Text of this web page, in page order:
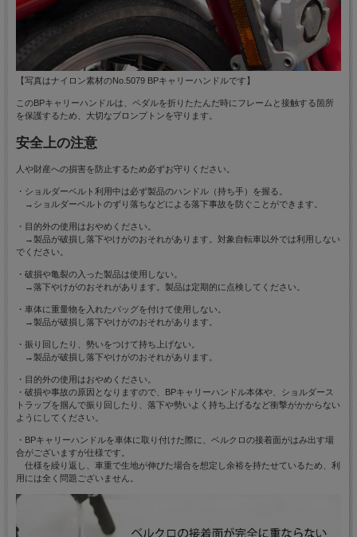
【写真はナイロン素材のNo.5079 BPキャリーハンドルです】
このBPキャリーハンドルは、ペダルを折りたたんだ時にフレームと接触する箇所
を保護するため、大切なブロンプトンを守ります。
安全上の注意
人や財産への損害を防止するため必ずお守りください。
・ショルダーベルト利用中は必ず製品のハンドル（持ち手）を握る。
→ショルダーベルトのずり落ちなどによる落下事故を防ぐことができます。
・目的外の使用はおやめください。
→製品が破損し落下やけがのおそれがあります。対象自転車以外では利用しない
でください。
・破損や亀裂の入った製品は使用しない。
→落下やけがのおそれがあります。製品は定期的に点検してください。
・車体に重量物を入れたバッグを付けて使用しない。
→製品が破損し落下やけがのおそれがあります。
・振り回したり、勢いをつけて持ち上げない。
→製品が破損し落下やけがのおそれがあります。
・目的外の使用はおやめください。
・破損や事故の原因となりますので、BPキャリーハンドル本体や、ショルダース
トラップを掴んで振り回したり、落下や勢いよく持ち上げるなど衝撃がかからない
ようにしてください。
・BPキャリーハンドルを車体に取り付けた際に、ベルクロの接着面がはみ出す場
合がございますが仕様です。
仕様を繰り返し、車重で生地が伸びた場合を想定し余裕を持たせているため、利
用には全く問題ございません。